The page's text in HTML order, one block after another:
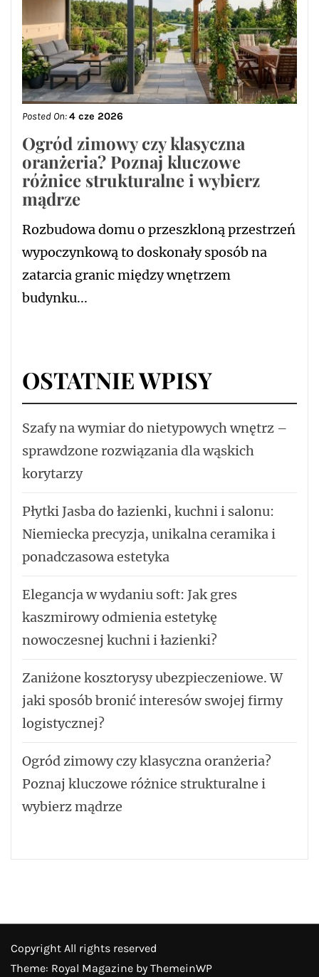
Posted On:4 cze 2026
Ogród zimowy czy klasyczna
oranżeria? Poznaj kluczowe
różnice strukturalne i wybierz
mądrze
Rozbudowa domu o przeszkloną przestrzeń
wypoczynkową to doskonały sposób na
zatarcia granic między wnętrzem
budynku...
OSTATNIE WPISY
Szafy na wymiar do nietypowych wnętrz –
sprawdzone rozwiązania dla wąskich
korytarzy
Płytki Jasba do łazienki, kuchni i salonu:
Niemiecka precyzja, unikalna ceramika i
ponadczasowa estetyka
Elegancja w wydaniu soft: Jak gres
kaszmirowy odmienia estetykę
nowoczesnej kuchni i łazienki?
Zaniżone kosztorysy ubezpieczeniowe. W
jaki sposób bronić interesów swojej firmy
logistycznej?
Ogród zimowy czy klasyczna oranżeria?
Poznaj kluczowe różnice strukturalne i
wybierz mądrze
Copyright All rights reserved
Theme: Royal Magazine by ThemeinWP